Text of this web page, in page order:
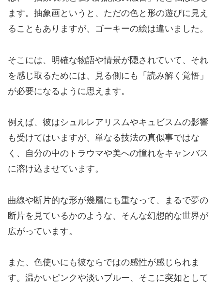
ます。抽象画というと、ただの色と形の遊びに見え
ることもありますが、ゴーキーの絵は違いました。
そこには、明確な物語や情景が隠されていて、それ
を感じ取るためには、見る側にも「読み解く覚悟」
が必要になるように思えます。
例えば、彼はシュルレアリスムやキュビスムの影響
も受けてはいますが、単なる技法の真似事ではな
く、自分の中のトラウマや美への憧れをキャンバス
に溶け込ませています。
曲線や断片的な形が幾層にも重なって、まるで夢の
断片を見ているかのような、そんな幻想的な世界が
広がっています。
また、色使いにも彼ならではの感性が感じられま
す。温かいピンクや淡いブルー、そこに突如として